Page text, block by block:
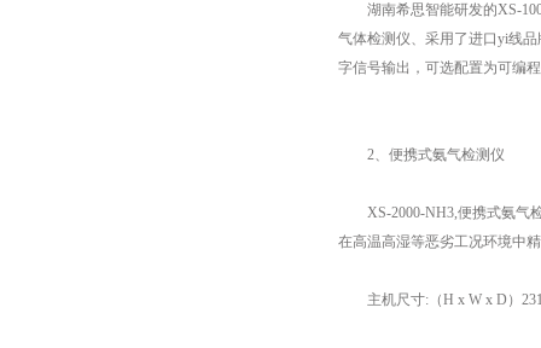
湖南希思智能研发的XS-
气体检测仪、采用了进口yi线
字信号输出，可选配置为可编
2、便携式氨气检测仪
XS-2000-NH3,便携式氨气检
在高温高湿等恶劣工况环境中
主机尺寸:（H x W x D）